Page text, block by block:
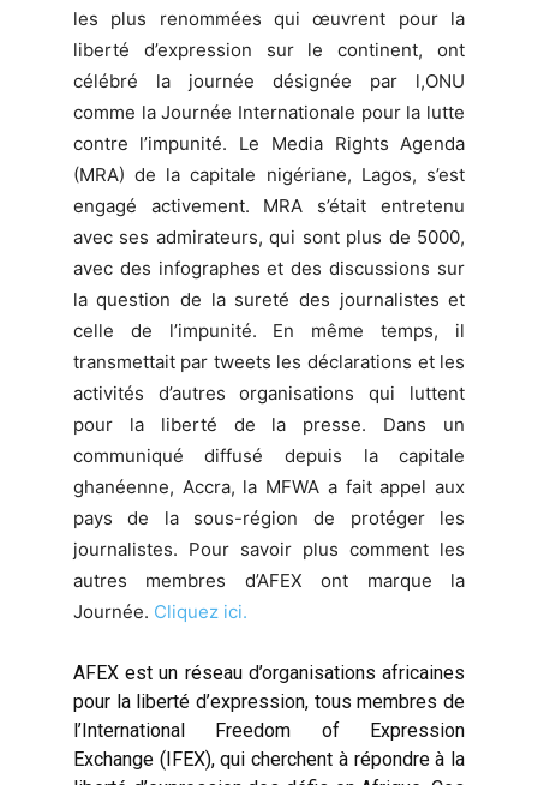
les plus renommées qui œuvrent pour la
liberté d’expression sur le continent, ont
célébré la journée désignée par l,ONU
comme la Journée Internationale pour la lutte
contre l’impunité. Le Media Rights Agenda
(MRA) de la capitale nigériane, Lagos, s’est
engagé activement. MRA s’était entretenu
avec ses admirateurs, qui sont plus de 5000,
avec des infographes et des discussions sur
la question de la sureté des journalistes et
celle de l’impunité. En même temps, il
transmettait par tweets les déclarations et les
activités d’autres organisations qui luttent
pour la liberté de la presse. Dans un
communiqué diffusé depuis la capitale
ghanéenne, Accra, la MFWA a fait appel aux
pays de la sous-région de protéger les
journalistes. Pour savoir plus comment les
autres membres d’AFEX ont marque la
Journée. Cliquez ici.
AFEX est un réseau d’organisations africaines
pour la liberté d’expression, tous membres de
l’International Freedom of Expression
Exchange (IFEX), qui cherchent à répondre à la